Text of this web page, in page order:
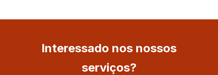
Interessado nos nossos
serviços?